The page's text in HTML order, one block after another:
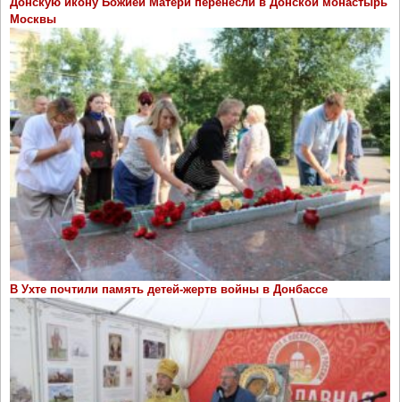
Москвы
В Ухте почтили память детей-жертв войны в Донбассе